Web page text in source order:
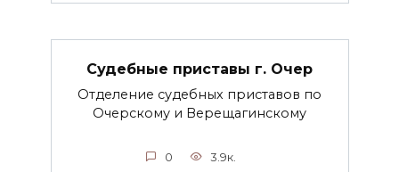
Судебные приставы г. Очер
Отделение судебных приставов по
Очерскому и Верещагинскому
0 3.9к.